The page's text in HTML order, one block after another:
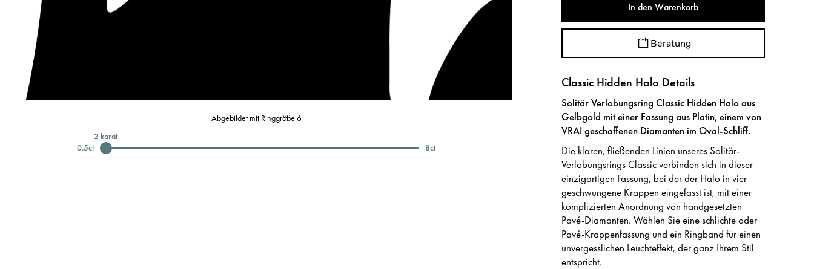
Abgebildet mit Ringgröße 6
0.5ct
2 karat
8ct
In den Warenkorb
Beratung
Classic Hidden Halo Details
Solitär Verlobungsring Classic Hidden Halo aus
Gelbgold mit einer Fassung aus Platin, einem von
VRAI geschaffenen Diamanten im Oval-Schliff.
Die klaren, fließenden Linien unseres Solitär-
Verlobungsrings Classic verbinden sich in dieser
einzigartigen Fassung, bei der der Halo in vier
geschwungene Krappen eingefasst ist, mit einer
komplizierten Anordnung von handgesetzten
Pavé-Diamanten. Wählen Sie eine schlichte oder
Pavé-Krappenfassung und ein Ringband für einen
unvergesslichen Leuchteffekt, der ganz Ihrem Stil
entspricht.